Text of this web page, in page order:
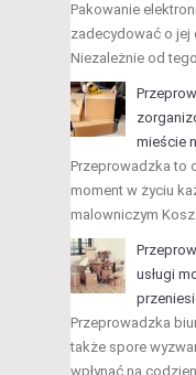
Pakowanie
zadecydować o jej
Niezależnie od
mieście
Przeprowadzka to
moment w życiu
malowniczym
usługi
Przeprowadzka
także spore
wpłynąć na